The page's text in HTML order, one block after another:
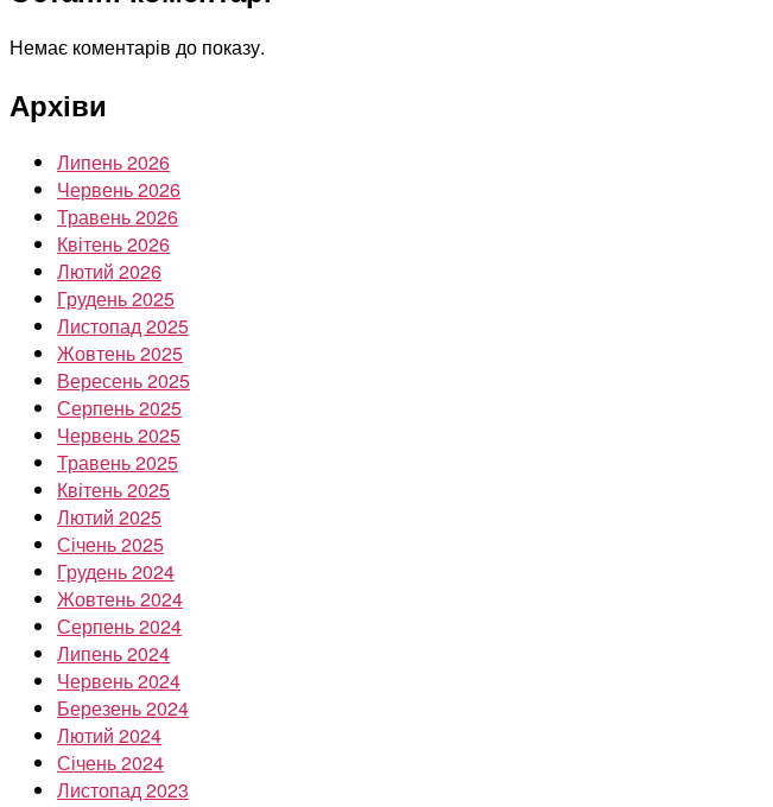
Немає коментарів до показу.
Архіви
Липень 2026
Червень 2026
Травень 2026
Квітень 2026
Лютий 2026
Грудень 2025
Листопад 2025
Жовтень 2025
Вересень 2025
Серпень 2025
Червень 2025
Травень 2025
Квітень 2025
Лютий 2025
Січень 2025
Грудень 2024
Жовтень 2024
Серпень 2024
Липень 2024
Червень 2024
Березень 2024
Лютий 2024
Січень 2024
Листопад 2023